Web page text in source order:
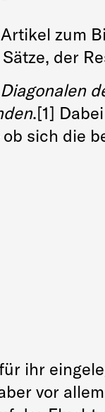
zum
der
.[1]
ob sich die
ihr
vor